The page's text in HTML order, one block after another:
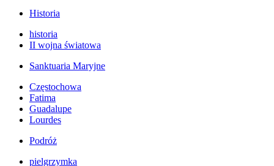
Historia
historia
II wojna światowa
Sanktuaria Maryjne
Częstochowa
Fatima
Guadalupe
Lourdes
Podróż
pielgrzymka